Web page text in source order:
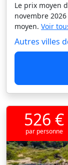
Le prix moyen
novembre
moyen. Voir
Autres villes
526 €
par personne